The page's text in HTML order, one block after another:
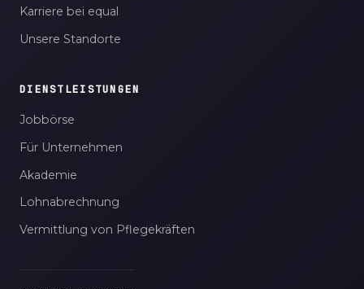
Karriere bei equal
Unsere Standorte
DIENSTLEISTUNGEN
Jobbörse
Für Unternehmen
Akademie
Lohnabrechnung
Vermittlung von Pflegekräften